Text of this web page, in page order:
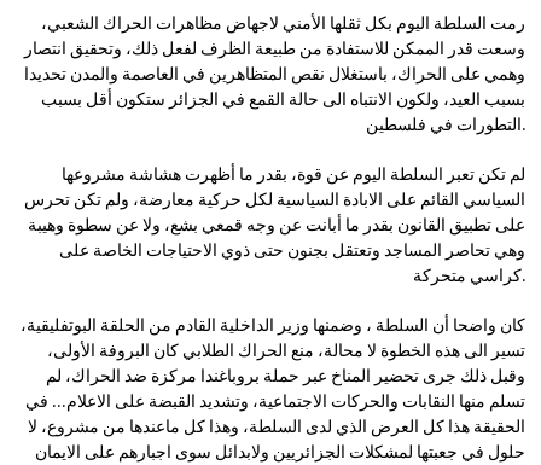
رمت السلطة اليوم بكل ثقلها الأمني لاجهاض مظاهرات الحراك الشعبي،
وسعت قدر الممكن للاستفادة من طبيعة الظرف لفعل ذلك، وتحقيق انتصار
وهمي على الحراك، باستغلال نقص المتظاهرين في العاصمة والمدن تحديدا
بسبب العيد، ولكون الانتباه الى حالة القمع في الجزائر ستكون أقل بسبب
التطورات في فلسطين.
لم تكن تعبر السلطة اليوم عن قوة، بقدر ما أظهرت هشاشة مشروعها
السياسي القائم على الابادة السياسية لكل حركية معارضة، ولم تكن تحرس
على تطبيق القانون بقدر ما أبانت عن وجه قمعي بشع، ولا عن سطوة وهيبة
وهي تحاصر المساجد وتعتقل بجنون حتى ذوي الاحتياجات الخاصة على
كراسي متحركة.
كان واضحا أن السلطة ، وضمنها وزير الداخلية القادم من الحلقة البوتفليقية،
تسير الى هذه الخطوة لا محالة، منع الحراك الطلابي كان البروفة الأولى،
وقبل ذلك جرى تحضير المناخ عبر حملة بروباغندا مركزة ضد الحراك، لم
تسلم منها النقابات والحركات الاجتماعية، وتشديد القبضة على الاعلام… في
الحقيقة هذا كل العرض الذي لدى السلطة، وهذا كل ماعندها من مشروع، لا
حلول في جعبتها لمشكلات الجزائريين ولابدائل سوى اجبارهم على الايمان